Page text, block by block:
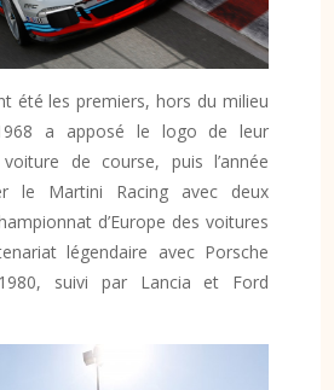
été les premiers, hors du milieu
a apposé le logo de leur
de course, puis l’année
le Martini Racing avec deux
d’Europe des voitures
légendaire avec Porsche
suivi par Lancia et Ford